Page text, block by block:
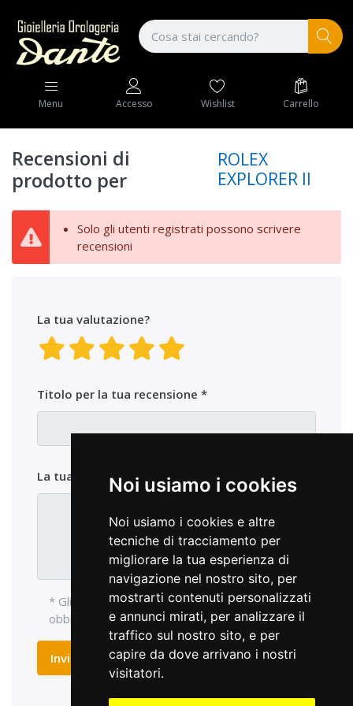
Noi usiamo i cookies
Noi usiamo i cookies e altre
tecniche di tracciamento per
migliorare la tua esperienza di
navigazione nel nostro sito, per
mostrarti contenuti personalizzati
e annunci mirati, per analizzare il
traffico sul nostro sito, e per
capire da dove arrivano i nostri
visitatori.
Menu Accesso Wishlist Carrello
Recensioni di
prodotto per
ROLEX
EXPLORER II
Solo gli utenti registrati possono scrivere
recensioni
La tua valutazione?
Titolo per la tua recensione
La tua opinione sul prodotto
* Gli elementi di ingresso con l'asterisco sono
obbligatori e devono essere compilati.
Inviare recensione